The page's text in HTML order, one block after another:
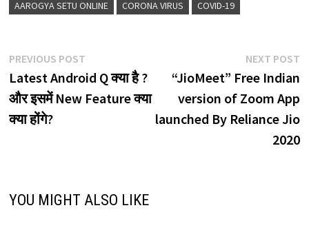
AAROGYA SETU ONLINE CORONA VIRUS COVID-19
Post
navigation
PREVIOUS POSTPrevious
post:
Latest Android Q क्या है ?
और इसमें New Feature क्या
क्या होंगे?
NEXT POST
“JioMeet” Free Indian
version of Zoom App
launched By Reliance Jio
2020
YOU MIGHT ALSO LIKE